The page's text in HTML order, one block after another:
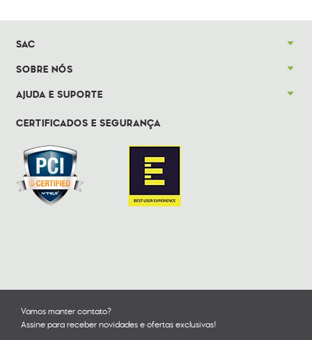
SAC
SOBRE NÓS
AJUDA E SUPORTE
CERTIFICADOS E SEGURANÇA
Vamos manter contato?
Assine para receber novidades e ofertas exclusivas!